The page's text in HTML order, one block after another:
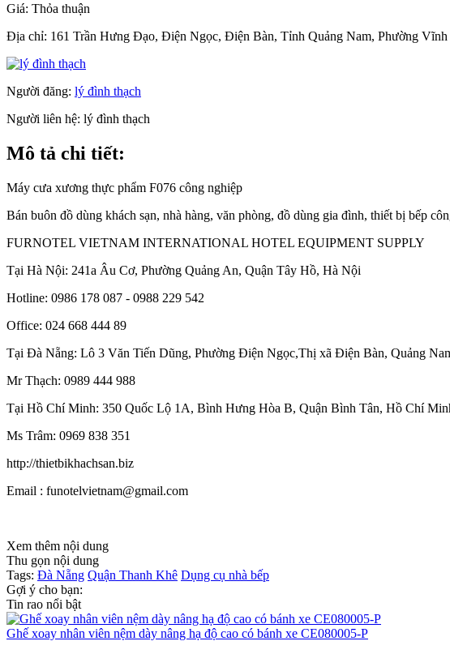
Giá: Thỏa thuận
Địa chỉ: 161 Trần Hưng Đạo, Điện Ngọc, Điện Bàn, Tỉnh Quảng Nam, Phường
Người đăng: lý đình thạch
Người liên hệ: lý đình thạch
Mô tả chi tiết:
Máy cưa xương thực phẩm F076 công nghiệp
Bán buôn đồ dùng khách sạn, nhà hàng, văn phòng, đồ dùng gia đình, thiết bị bếp
FURNOTEL VIETNAM INTERNATIONAL HOTEL EQUIPMENT SUPPLY
Tại Hà Nội: 241a Âu Cơ, Phường Quảng An, Quận Tây Hồ, Hà Nội
Hotline: 0986 178 087 - 0988 229 542
Office: 024 668 444 89
Tại Đà Nẵng: Lô 3 Văn Tiến Dũng, Phường Điện Ngọc,Thị xã Điện Bàn, Quảng
Mr Thạch: 0989 444 988
Tại Hồ Chí Minh: 350 Quốc Lộ 1A, Bình Hưng Hòa B, Quận Bình Tân, Hồ Chí
Ms Trâm: 0969 838 351
http://thietbikhachsan.biz
Email : funotelvietnam@gmail.com
Xem thêm nội dung
Thu gọn nội dung
Tags: Đà Nẵng Quận Thanh Khê Dụng cụ nhà bếp
Gợi ý cho bạn:
Tin rao nổi bật
Ghế xoay nhân viên nệm dày nâng hạ độ cao có bánh xe CE080005-P